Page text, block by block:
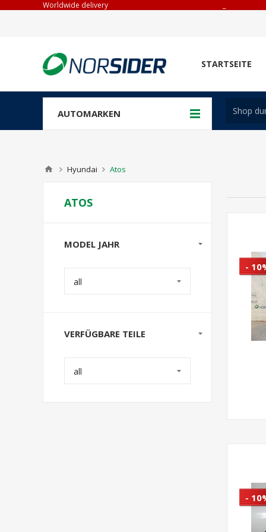
Worldwide delivery
STARTSEITE
AUTOMARKEN
Hyundai Atos
-
-
ATOS
MODEL JAHR
all
VERFÜGBARE TEILE
all